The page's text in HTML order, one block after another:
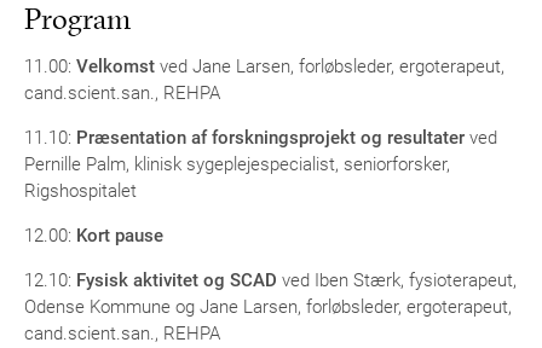
Program
11.00: Velkomst ved Jane Larsen, forløbsleder, ergoterapeut,
cand.scient.san., REHPA
11.10: Præsentation af forskningsprojekt og resultater ved
Pernille Palm, klinisk sygeplejespecialist, seniorforsker,
Rigshospitalet
12.00: Kort pause
12.10: Fysisk aktivitet og SCAD ved Iben Stærk, fysioterapeut,
Odense Kommune og Jane Larsen, forløbsleder, ergoterapeut,
cand.scient.san., REHPA